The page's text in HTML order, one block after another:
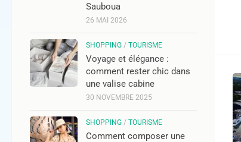
Sauboua
26 MAI 2026
SHOPPING / TOURISME
Voyage et élégance :
comment rester chic dans
une valise cabine
30 NOVEMBRE 2025
SHOPPING / TOURISME
Comment composer une